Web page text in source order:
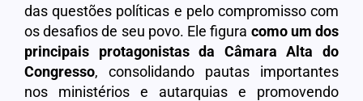
das questões políticas e pelo compromisso com
os desafios de seu povo. Ele figura como um dos
principais protagonistas da Câmara Alta do
Congresso, consolidando pautas importantes
nos ministérios e autarquias e promovendo